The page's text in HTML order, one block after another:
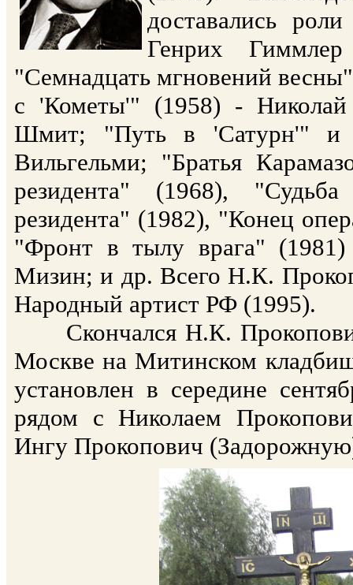
доставались
Генрих
"Семнадцать мгновений
с 'Кометы'" (1958) -
Шмит; "Путь в 'Сатурн'" и
Вильгельми; "Братья
резидента" (1968),
резидента" (1982), "Конец
"Фронт в тылу врага"
Мизин; и др. Всего Н.К.
Народный артист РФ (1995).
Скончался Н.К.
Москве на Митинском
установлен в середине
рядом с Николаем
Ингу Прокопович